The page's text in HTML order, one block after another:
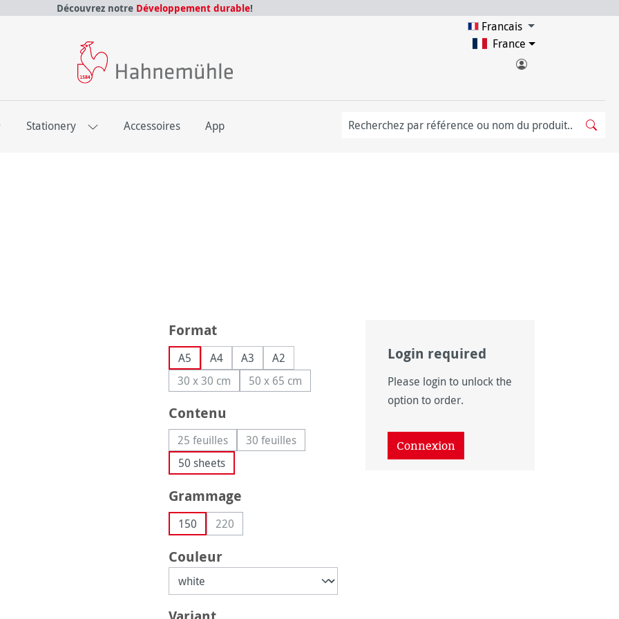
Découvrez notre Développement durable!
Francais
France
Stationery Accessoires App
Sélectionnez
Format
A5 A4 A3
A2
30 x 30 cm(Cette option n'est pas disponible pour le moment.)
50 x 65 cm(Cette option n'est pas disponible pour le moment.)
Sélectionnez
Contenu
25 feuilles(Cette option n'est pas disponible pour le moment.)
30 feuilles(Cette option n'est pas disponible pour le moment.)
50 sheets
Sélectionnez
Grammage
150 220(Cette option n'est pas disponible pour le moment.)
Sélectionnez
Couleur
Login required
Please login to unlock the
option to order.
Connexion